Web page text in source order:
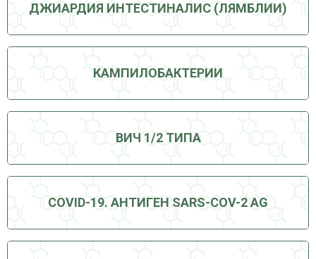
ДЖИАРДИЯ ИНТЕСТИНАЛИС (ЛЯМБЛИИ)
КАМПИЛОБАКТЕРИИ
ВИЧ 1/2 ТИПА
COVID-19. АНТИГЕН SARS-COV-2 AG